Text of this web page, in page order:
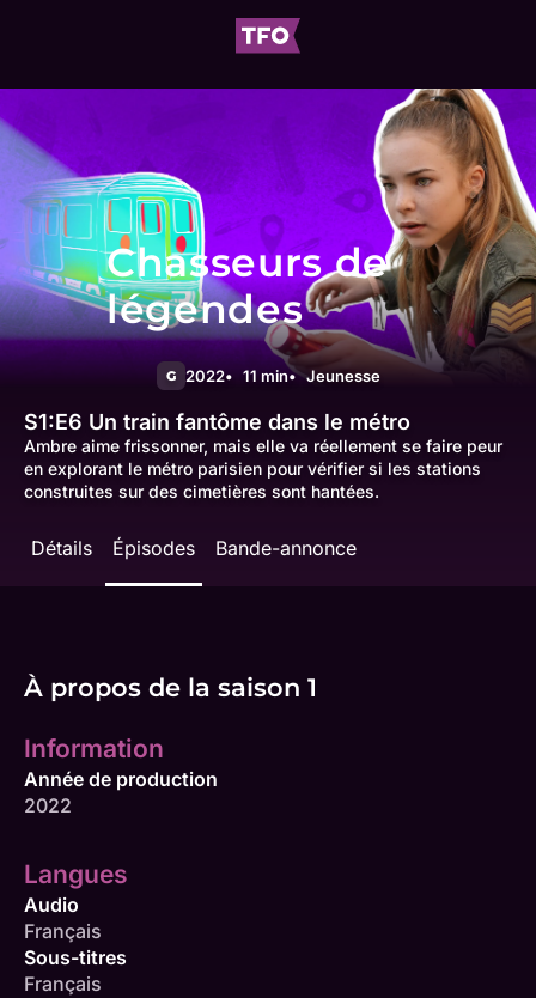
Chasseurs de
légendes
G 2022 11 min Jeunesse
S1:E6 Un train fantôme dans le métro
Ambre aime frissonner, mais elle va réellement se faire peur
en explorant le métro parisien pour vérifier si les stations
construites sur des cimetières sont hantées.
Détails Épisodes Bande-annonce
À propos de la saison 1
Information
Année de production
2022
Langues
Audio
Français
Sous-titres
Français